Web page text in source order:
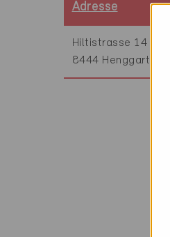
Adresse
Hiltistrasse 14
8444 Henggart